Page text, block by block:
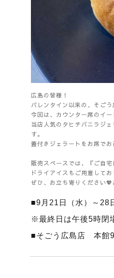
広島の皆様！
バレンタイン以来の、そご
今回は、カウンター席のイー
当店人気のタヒチバニラジ
す。
蓋付きジェラートをお席でお
販売スペースでは、『ご自
ドライアイスもご用意して
ぜひ、お立ち寄りください
■9月21日（水）～28
※最終日は午後5時閉
■そごう広島店 本館